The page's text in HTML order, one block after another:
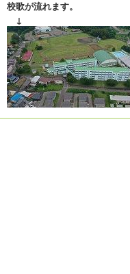
校歌が流れます。
↓